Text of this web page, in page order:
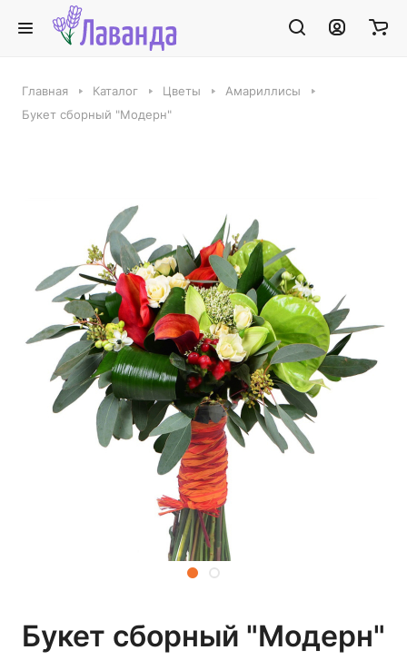
Главная Каталог Цветы
Амариллисы
Букет сборный "Модерн"
Букет сборный "Модерн"